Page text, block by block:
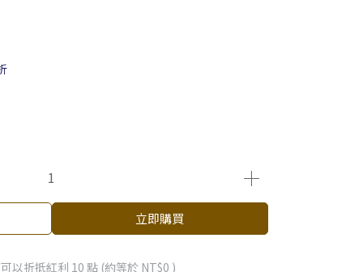
立即購買
以折抵紅利 10 點 (約等於 NT$0 )